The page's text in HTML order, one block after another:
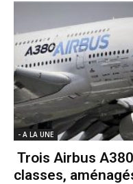
- A LA UNE
Trois Airbus
classes,